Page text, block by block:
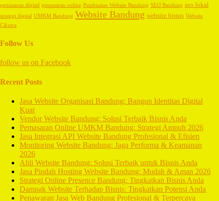
pemasaran digital pemasaran online Pembuatan Website Bandung SEO Bandung seo lokal
strategi digital UMKM Bandung Website Bandung website bisnis Website
Cikutra
Follow Us
follow us on Facebook
Recent Posts
Jasa Website Organisasi Bandung: Bangun Identitas Digital
Kuat
Vendor Website Bandung: Solusi Terbaik Bisnis Anda
Pemasaran Online UMKM Bandung: Strategi Ampuh 2026
Jasa Integrasi API Website Bandung Profesional & Efisien
Monitoring Website Bandung: Jaga Performa & Keamanan
2026
Ahli Website Bandung: Solusi Terbaik untuk Bisnis Anda
Jasa Pindah Hosting Website Bandung: Mudah & Aman 2026
Strategi Online Presence Bandung: Tingkatkan Bisnis Anda
Dampak Website Terhadap Bisnis: Tingkatkan Potensi Anda
Penawaran Jasa Web Bandung Profesional & Terpercaya